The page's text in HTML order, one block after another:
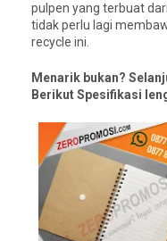
pulpen yang terbuat
tidak perlu lagi
recycle ini.
Menarik bukan?
Berikut Spesifikasi